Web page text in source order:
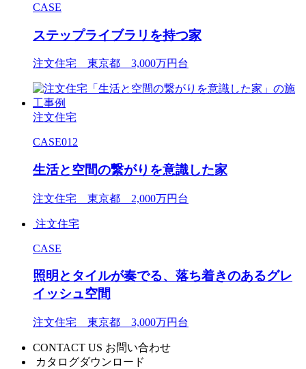
CASE
ステップライブラリを持つ家
注文住宅 東京都 3,000万円台
注文住宅
CASE012
生活と空間の繋がりを意識した家
注文住宅 東京都 2,000万円台
注文住宅
CASE
照明とタイルが奏でる、落ち着きのあるグレ
イッシュ空間
注文住宅 東京都 3,000万円台
CONTACT US お問い合わせ
カタログダウンロード